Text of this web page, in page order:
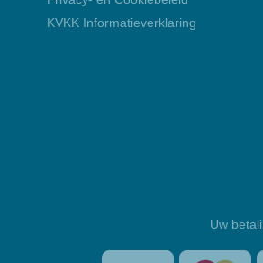
KVKK Informatieverklaring
Uw